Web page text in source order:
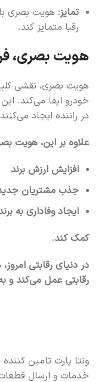
تمایز: هویت بصری
رقبا متمایز کند.
هویت بصری،
هویت بصری، نقشی
خودرو ایفا می‌کند.
در راننده ایجاد
علاوه بر این، هویت
افزایش ارزش برند
جذب مشتریان
ایجاد وفاداری به
کمک کند.
در دنیای رقابتی
رقابتی عمل می‌کند و
ونتا پارت تامین کننده
خدمات و ارسال